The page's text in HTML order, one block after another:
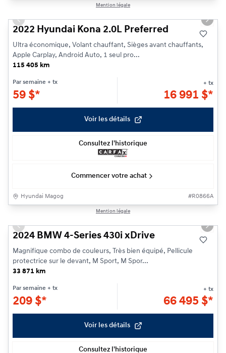
Mention légale
Previous slide Next
2022 Hyundai Kona 2.0L Preferred
Ultra économique, Volant chauffant, Sièges avant chauffants,
Apple Carplay, Android Auto, 1 seul pro...
115 405 km
Par semaine + tx
59 $*
+ tx
16 991 $*
Voir les détails
Consultez l'historique
Commencer votre achat
Hyundai Magog #R0866A
Mention légale
Previous slide Next
2024 BMW 4-Series 430i xDrive
Magnifique combo de couleurs, Très bien équipé, Pellicule
protectrice sur le devant, M Sport, M Spor...
33 871 km
Par semaine + tx
209 $*
+ tx
66 495 $*
Voir les détails
Consultez l'historique